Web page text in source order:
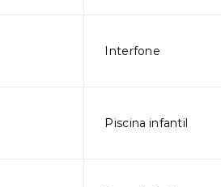
Interfone
Piscina infantil